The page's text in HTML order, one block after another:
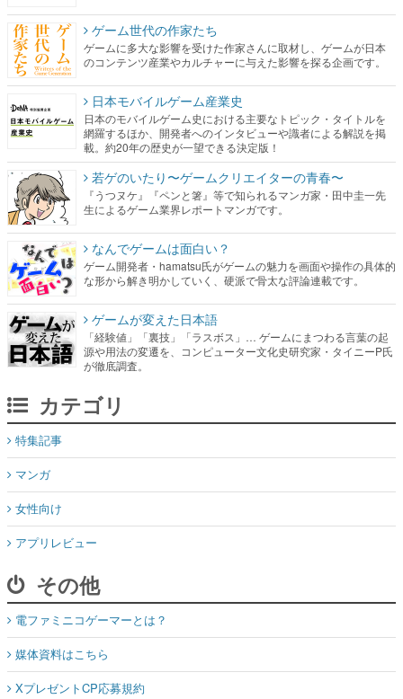
ゲーム世代の作家たち
ゲームに多大な影響を受けた作家さんに取材し、ゲームが日本
のコンテンツ産業やカルチャーに与えた影響を探る企画です。
日本モバイルゲーム産業史
日本のモバイルゲーム史における主要なトピック・タイトルを
網羅するほか、開発者へのインタビューや識者による解説を掲
載。約20年の歴史が一望できる決定版！
若ゲのいたり〜ゲームクリエイターの青春〜
『うつヌケ』『ペンと箸』等で知られるマンガ家・田中圭一先
生によるゲーム業界レポートマンガです。
なんでゲームは面白い？
ゲーム開発者・hamatsu氏がゲームの魅力を画面や操作の具体的
な形から解き明かしていく、硬派で骨太な評論連載です。
ゲームが変えた日本語
「経験値」「裏技」「ラスボス」… ゲームにまつわる言葉の起
源や用法の変遷を、コンピューター文化史研究家・タイニーP氏
が徹底調査。
カテゴリ
特集記事
マンガ
女性向け
アプリレビュー
その他
電ファミニコゲーマーとは？
媒体資料はこちら
XプレゼントCP応募規約